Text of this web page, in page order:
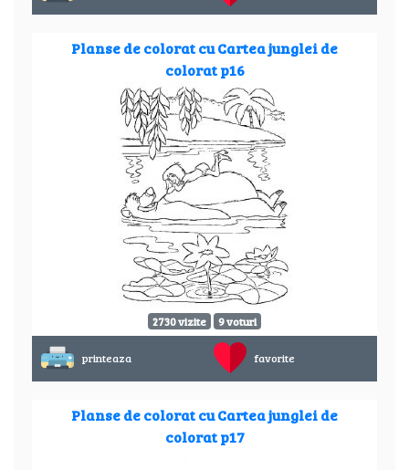
Planse de colorat cu Cartea junglei de
colorat p16
2730 vizite 9 voturi
printeaza favorite
Planse de colorat cu Cartea junglei de
colorat p17